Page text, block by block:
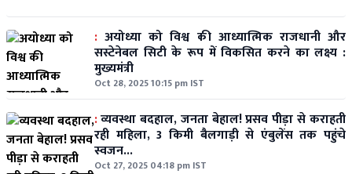
: अयोध्या को विश्व की आध्यात्मिक राजधानी और
सस्टेनेबल सिटी के रूप में विकसित करने का लक्ष्य :
मुख्यमंत्री
Oct 28, 2025 10:15 pm IST
:व्यवस्था बदहाल, जनता बेहाल! प्रसव पीड़ा से कराहती
रही महिला, 3 किमी बैलगाड़ी से एंबुलेंस तक पहुंचे
स्वजन...
Oct 27, 2025 04:18 pm IST